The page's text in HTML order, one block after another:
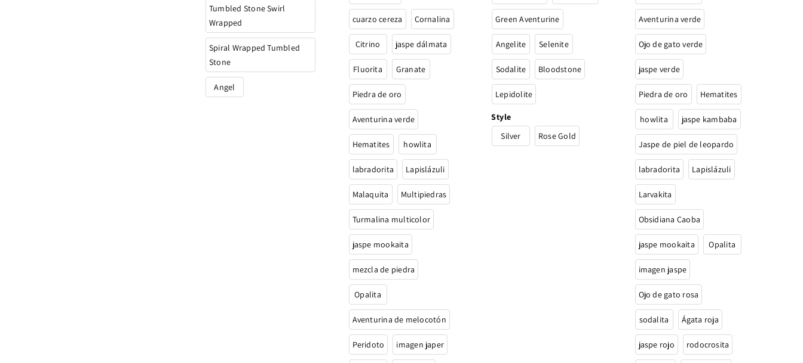
Tumbled Stone Swirl
Wrapped
Spiral Wrapped Tumbled
Stone
Angel
cuarzo cereza Cornalina
Citrino jaspe dálmata
Fluorita Granate
Piedra de oro
Aventurina verde
Hematites howlita
labradorita Lapislázuli
Malaquita Multipiedras
Turmalina multicolor
jaspe mookaita
mezcla de piedra
Opalita
Aventurina de melocotón
Peridoto imagen japer
Green Aventurine
Angelite Selenite
Sodalite Bloodstone
Lepidolite
Style
Silver
Rose Gold
Aventurina verde
Ojo de gato verde
jaspe verde
Piedra de oro Hematites
howlita jaspe kambaba
Jaspe de piel de leopardo
labradorita Lapislázuli
Larvakita
Obsidiana Caoba
jaspe mookaita Opalita
imagen jaspe
Ojo de gato rosa
sodalita Ágata roja
jaspe rojo rodocrosita